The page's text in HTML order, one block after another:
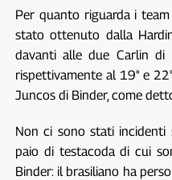
Per quanto riguarda i
stato ottenuto dalla
davanti alle due Carlin di
rispettivamente al 19° e
Juncos di Binder, come
Non ci sono stati incidenti
paio di testacoda di cui
Binder: il brasiliano ha